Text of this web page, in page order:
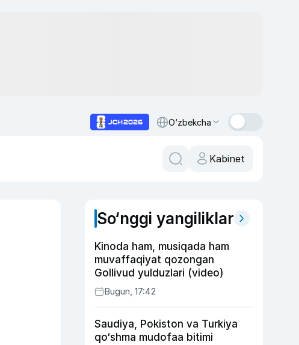
O‘zbekcha
Kabinet
So‘nggi yangiliklar
Kinoda ham, musiqada ham
muvaffaqiyat qozongan
Gollivud yulduzlari (video)
Bugun, 17:42
Saudiya, Pokiston va Turkiya
qo‘shma mudofaa bitimi